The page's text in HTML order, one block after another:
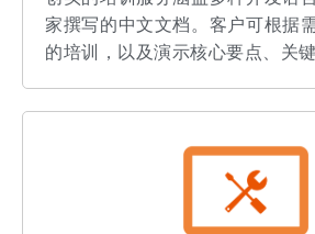
家撰写的中文文档。客户可根据
的培训，以及演示核心要点、关键